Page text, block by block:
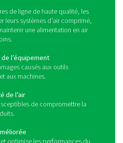
telles que
des pressions extrêmes, ces
de l’air fiable dans des
tels que l’aérospatiale et la